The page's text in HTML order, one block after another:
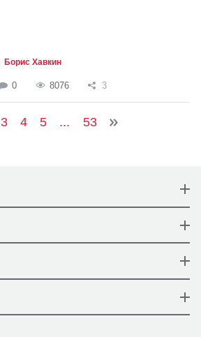
Борис Хавкин
0 8076 3
3 4 5 ... 53